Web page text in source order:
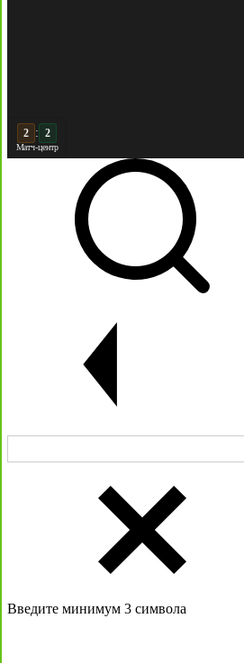
3 : 2
Матч-центр
Введите минимум 3 символа